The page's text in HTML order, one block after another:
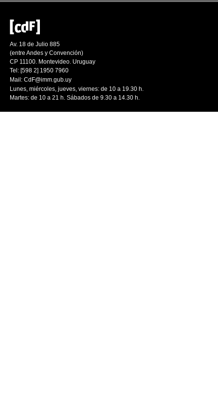
Av. 18 de Julio 885
(entre Andes y Convención)
CP 11100. Montevideo. Uruguay
Tel: [598 2] 1950 7960
Mail: CdF@imm.gub.uy
Lunes, miércoles, jueves, viernes: de 10 a 19.30 h.
Martes: de 10 a 21 h. Sábados de 9.30 a 14.30 h.